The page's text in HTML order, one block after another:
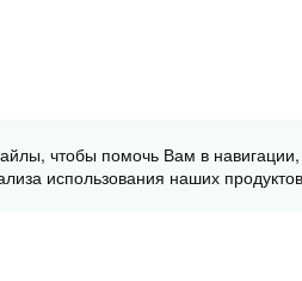
чтобы помочь Вам в
использования наших